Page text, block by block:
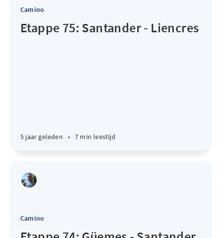
Camino
Etappe 75: Santander - Liencres
5 jaar geleden • 7 min leestijd
Camino